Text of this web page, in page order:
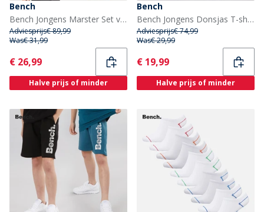
Bench
Bench Jongens Marster Set van 5 T-shirts Grijs Gemêleerd / Ijs / Teal / Wit / Leisteen Blauw
Adviesprijs€ 89,99
Was€ 31,99
Current
€ 26,99
Halve prijs of minder
Bench
Bench Jongens Donsjas T-shirt En Jeans Set Blauw
Adviesprijs€ 74,99
Was€ 29,99
Current
€ 19,99
Halve prijs of minder